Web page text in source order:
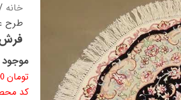
خانه
طرح
فرش
موجود
تومان49,000,000
کد